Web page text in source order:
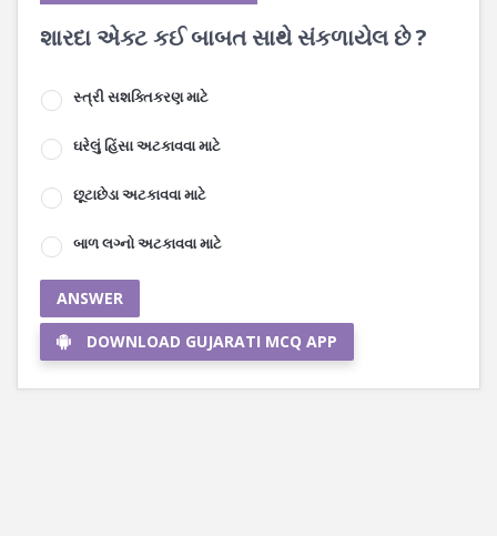
શારદા એક્ટ કઈ બાબત સાથે સંકળાયેલ છે ?
સ્ત્રી સશક્તિકરણ માટે
ઘરેલું હિંસા અટકાવવા માટે
છૂટાછેડા અટકાવવા માટે
બાળ લગ્નો અટકાવવા માટે
ANSWER
DOWNLOAD GUJARATI MCQ APP